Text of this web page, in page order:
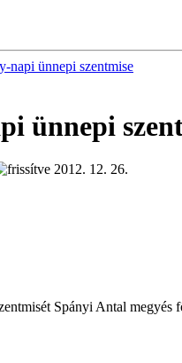
napi ünnepi szentmise
ünnepi
2012. 12. 26.
Spányi Antal megyés